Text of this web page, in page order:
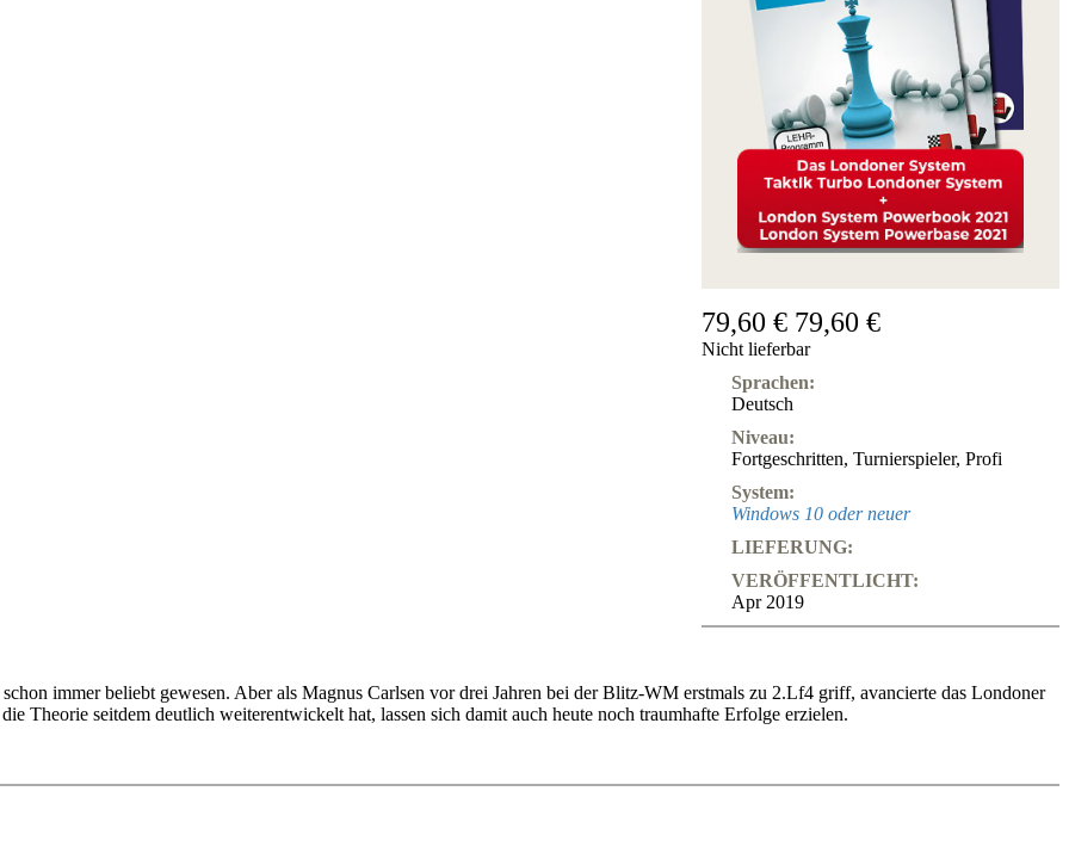
79,60 € 79,60 €
Nicht lieferbar
Sprachen:
Deutsch
Niveau:
Fortgeschritten, Turnierspieler, Profi
System:
Windows 10 oder neuer
LIEFERUNG:
VERÖFFENTLICHT:
Apr 2019
immer beliebt gewesen. Aber als Magnus Carlsen vor drei Jahren bei der Blitz-WM erstmals zu 2.Lf4 griff, avancierte das Londoner
Theorie seitdem deutlich weiterentwickelt hat, lassen sich damit auch heute noch traumhafte Erfolge erzielen.
einem besseren Verständnis der Londoner Strukturen verhelfen, damit selbst bei vergessenen Theoriezügen Eröffnungskatastrophen
der Europameisterin bereit, die den Gegner durch taktische Komplikationen oder Tricks bei der Zugfolge das Leben schwer
ChessBase
Magazin
Magazin
Extra
Abonnement
Sonstiges
Ludwig
Boutique
Schachfilme
Gutschein
bestellen